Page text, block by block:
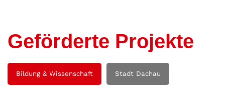
Geförderte Projekte
Bildung & Wissenschaft Stadt Dachau